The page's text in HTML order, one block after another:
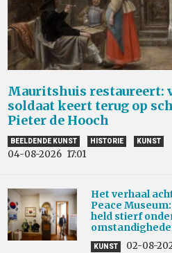
Mauritshuis restaureert:
soldaat keert terug op
Pieter de Hooch
BEELDENDE KUNST HISTORIE KUNST
04-08-2026 17:01
Het verhaal
Peace
held stierf
KUNST 02-08-